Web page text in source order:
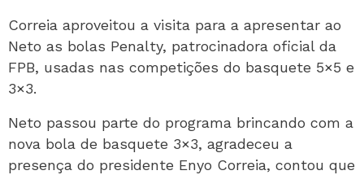
Correia aproveitou a visita para a apresentar ao
Neto as bolas Penalty, patrocinadora oficial da
FPB, usadas nas competições do basquete 5×5 e
3×3.
Neto passou parte do programa brincando com a
nova bola de basquete 3×3, agradeceu a
presença do presidente Enyo Correia, contou que